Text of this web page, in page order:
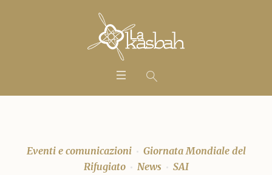
Eventi e comunicazioni
Giornata Mondiale del
Rifugiato
News SAI